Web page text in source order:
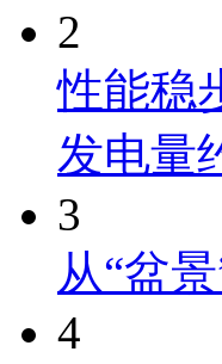
2
性能稳
发电量
3
从“盆
4